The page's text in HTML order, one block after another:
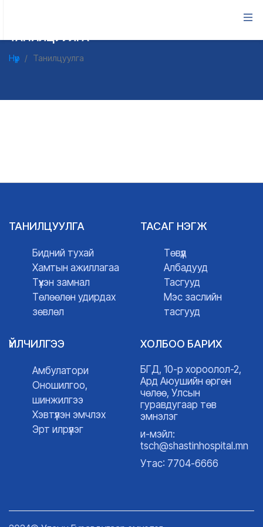
ТАНИЛЦУУЛГА
Нүүр Танилцуулга
ТАНИЛЦУУЛГА
Бидний тухай
Хамтын ажиллагаа
Түүхэн замнал
Төлөөлөн удирдах
зөвлөл
ТАСАГ НЭГЖ
Төвүүд
Албадууд
Тасгууд
Мэс заслийн
тасгууд
ҮЙЛЧИЛГЭЭ
Амбулатори
Оношилгоо,
шинжилгээ
Хэвтүүлэн эмчлэх
Эрт илрүүлэг
ХОЛБОО БАРИХ
БГД, 10-р хороолол-2,
Ард Аюушийн өргөн
чөлөө, Улсын
гуравдугаар төв
эмнэлэг
и-мэйл:
tsch@shastinhospital.mn
Утас: 7704-6666